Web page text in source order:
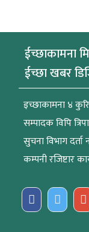
ईच्छाकामना
ईच्छा खबर
इच्छाकामना ४
सम्पादक विपि
सुचना विभाग
कम्पनी रजिष्टार